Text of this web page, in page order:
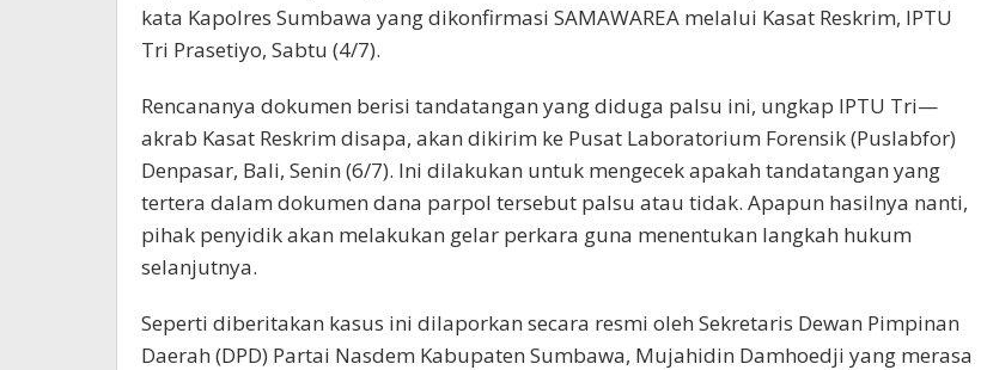
kata Kapolres Sumbawa yang dikonfirmasi SAMAWAREA melalui Kasat Reskrim, IPTU
Tri Prasetiyo, Sabtu (4/7).
Rencananya dokumen berisi tandatangan yang diduga palsu ini, ungkap IPTU Tri—
akrab Kasat Reskrim disapa, akan dikirim ke Pusat Laboratorium Forensik (Puslabfor)
Denpasar, Bali, Senin (6/7). Ini dilakukan untuk mengecek apakah tandatangan yang
tertera dalam dokumen dana parpol tersebut palsu atau tidak. Apapun hasilnya nanti,
pihak penyidik akan melakukan gelar perkara guna menentukan langkah hukum
selanjutnya.
Seperti diberitakan kasus ini dilaporkan secara resmi oleh Sekretaris Dewan Pimpinan
Daerah (DPD) Partai Nasdem Kabupaten Sumbawa, Mujahidin Damhoedji yang merasa